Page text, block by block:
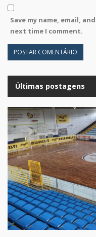
Save my name, email,
next time I comment.
Últimas postagens